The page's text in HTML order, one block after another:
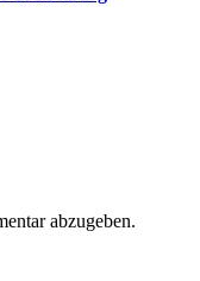
abzugeben.